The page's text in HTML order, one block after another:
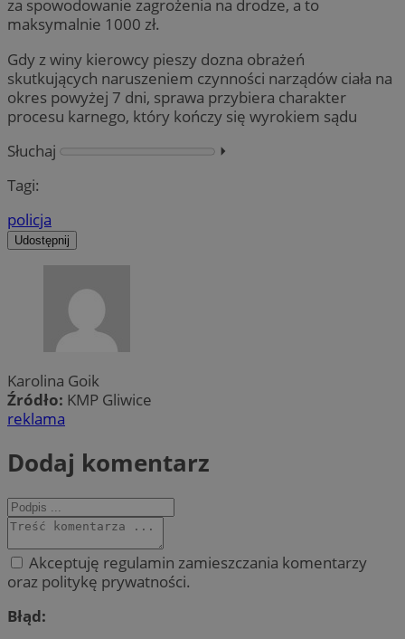
za spowodowanie zagrożenia na drodze, a to
maksymalnie 1000 zł.
Gdy z winy kierowcy pieszy dozna obrażeń
skutkujących naruszeniem czynności narządów ciała na
okres powyżej 7 dni, sprawa przybiera charakter
procesu karnego, który kończy się wyrokiem sądu
Słuchaj
⏵︎
Tagi:
policja
Udostępnij
Karolina Goik
Źródło: KMP Gliwice
reklama
Dodaj komentarz
Akceptuję regulamin zamieszczania komentarzy
oraz politykę prywatności.
Błąd: